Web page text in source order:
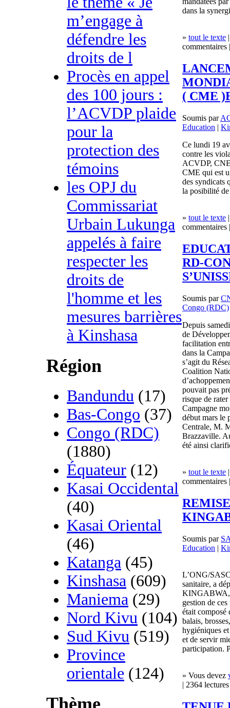
m’engage à
défendre les
droits de l
Procès en appel
des 100 jours :
l’ACVDP plaide
pour la
protection des
témoins
les OPJ du
Commissariat
Urbain Lukunga
appelés à faire
respecter les
droits de
l'homme et les
mesures barrières
à Kinshasa
Région
Bandundu (17)
Bas-Congo (37)
Congo (RDC)
(1880)
Équateur (12)
Kasai Occidental
(40)
Kasai Oriental
(46)
Katanga (45)
Kinshasa (609)
Maniema (29)
Nord Kivu (104)
Sud Kivu (519)
Province
orientale (124)
dans la
» tout le texte
commentaires
( CME
Soumis par
Education |
Ce lundi 19
contre les
ACVDP,
CME qui est
des syndicats
la posibilité
» tout le texte
commentaires
RD-
Soumis par
Congo (RDC)
Depuis
de
facilitation
dans la
s’agit du
Coalition
pouvait pas
risque de
Campagne
début mars
Centrale, M.
Brazzaville.
été ainsi
» tout le texte
commentaires
Soumis par
Education |
L’ONG/
sanitaire, a
KINGABWA,
gestion de
était composé
balais,
hygiéniques
et de servir
participation.
» Vous devez
| 2364 lectures